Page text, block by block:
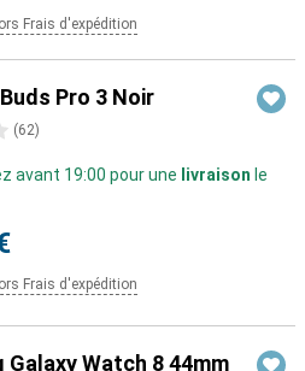
Frais d'expédition
Pro 3 Noir
(62)
avant 19:00 pour une livraison le
Frais d'expédition
Galaxy Watch 8 44mm